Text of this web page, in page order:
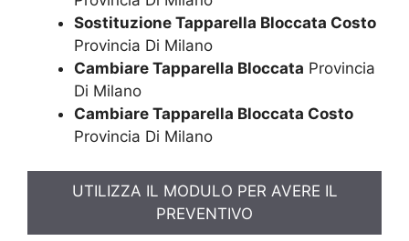
Sostituzione Tapparella Bloccata Costo
Provincia Di Milano
Cambiare Tapparella Bloccata Provincia
Di Milano
Cambiare Tapparella Bloccata Costo
Provincia Di Milano
UTILIZZA IL MODULO PER AVERE IL
PREVENTIVO